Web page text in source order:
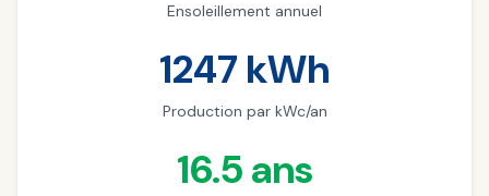
Ensoleillement annuel
1247 kWh
Production par kWc/an
16.5 ans